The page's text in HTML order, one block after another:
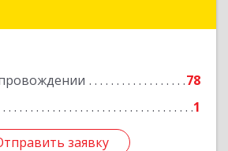
78
1
заявку
Подробнее
заявку